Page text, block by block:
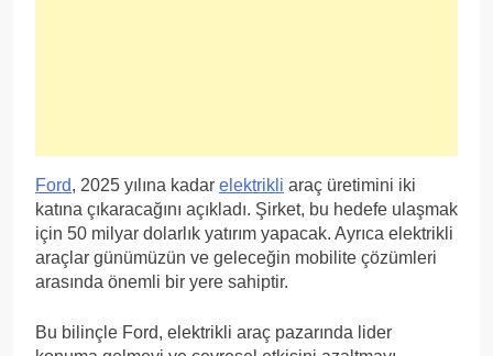
Ford, 2025 yılına kadar elektrikli araç üretimini iki
katına çıkaracağını açıkladı. Şirket, bu hedefe ulaşmak
için 50 milyar dolarlık yatırım yapacak. Ayrıca elektrikli
araçlar günümüzün ve geleceğin mobilite çözümleri
arasında önemli bir yere sahiptir.
Bu bilinçle Ford, elektrikli araç pazarında lider